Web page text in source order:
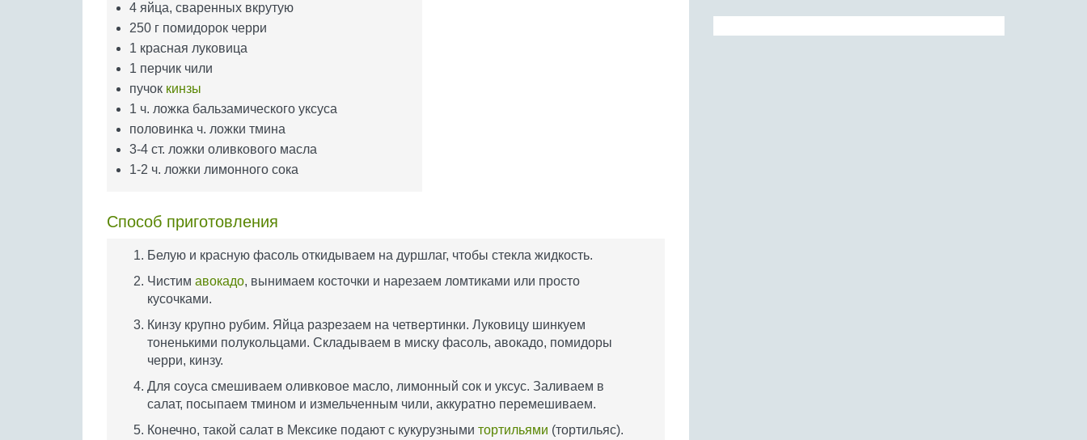
4 яйца, сваренных вкрутую
250 г помидорок черри
1 красная луковица
1 перчик чили
пучок кинзы
1 ч. ложка бальзамического уксуса
половинка ч. ложки тмина
3-4 ст. ложки оливкового масла
1-2 ч. ложки лимонного сока
Способ приготовления
Белую и красную фасоль откидываем на дуршлаг, чтобы стекла жидкость.
Чистим авокадо, вынимаем косточки и нарезаем ломтиками или просто
кусочками.
Кинзу крупно рубим. Яйца разрезаем на четвертинки. Луковицу шинкуем
тоненькими полукольцами. Складываем в миску фасоль, авокадо, помидоры
черри, кинзу.
Для соуса смешиваем оливковое масло, лимонный сок и уксус. Заливаем в
салат, посыпаем тмином и измельченным чили, аккуратно перемешиваем.
Конечно, такой салат в Мексике подают с кукурузными тортильями (тортильяс).